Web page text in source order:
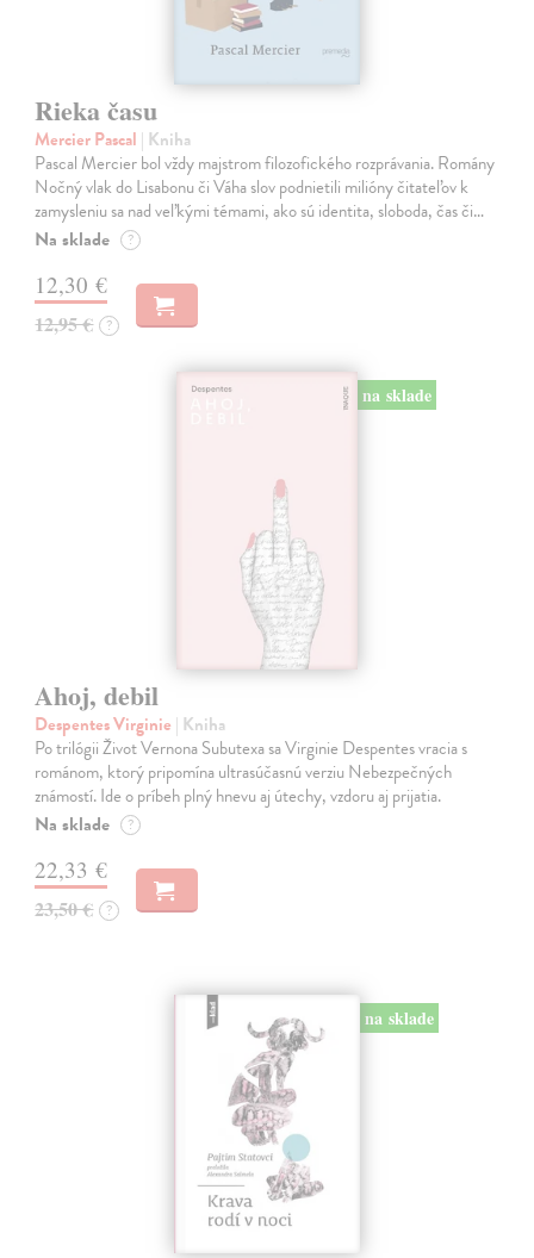
Rieka času
Mercier Pascal | Kniha
Pascal Mercier bol vždy majstrom filozofického rozprávania. Romány
Nočný vlak do Lisabonu či Váha slov podnietili milióny čitateľov k
zamysleniu sa nad veľkými témami, ako sú identita, sloboda, čas či…
Na sklade ?
12,30 €
12,95 € ?
na sklade
Ahoj, debil
Despentes Virginie | Kniha
Po trilógii Život Vernona Subutexa sa Virginie Despentes vracia s
románom, ktorý pripomína ultrasúčasnú verziu Nebezpečných
známostí. Ide o príbeh plný hnevu aj útechy, vzdoru aj prijatia.
Na sklade ?
22,33 €
23,50 € ?
na sklade